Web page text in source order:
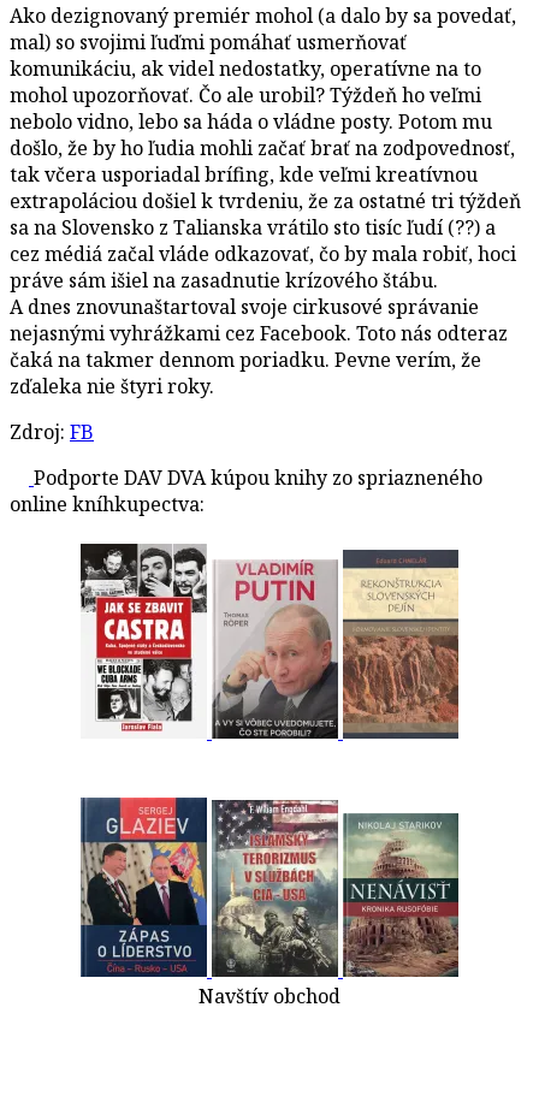
Ako dezignovaný premiér mohol (a dalo by sa povedať,
mal) so svojimi ľuďmi pomáhať usmerňovať
komunikáciu, ak videl nedostatky, operatívne na to
mohol upozorňovať. Čo ale urobil? Týždeň ho veľmi
nebolo vidno, lebo sa háda o vládne posty. Potom mu
došlo, že by ho ľudia mohli začať brať na zodpovednosť,
tak včera usporiadal brífing, kde veľmi kreatívnou
extrapoláciou došiel k tvrdeniu, že za ostatné tri týždeň
sa na Slovensko z Talianska vrátilo sto tisíc ľudí (??) a
cez médiá začal vláde odkazovať, čo by mala robiť, hoci
práve sám išiel na zasadnutie krízového štábu.
A dnes znovunaštartoval svoje cirkusové správanie
nejasnými vyhrážkami cez Facebook. Toto nás odteraz
čaká na takmer dennom poriadku. Pevne verím, že
zďaleka nie štyri roky.
Zdroj: FB
Podporte DAV DVA kúpou knihy zo spriazneného
online kníhkupectva:
Navštív obchod